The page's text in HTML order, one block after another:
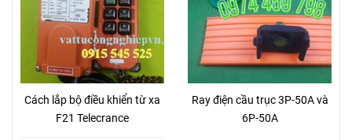
Cách lắp bộ điều khiển từ xa
F21 Telecrance
Ray điện cầu trục 3P-50A và
6P-50A